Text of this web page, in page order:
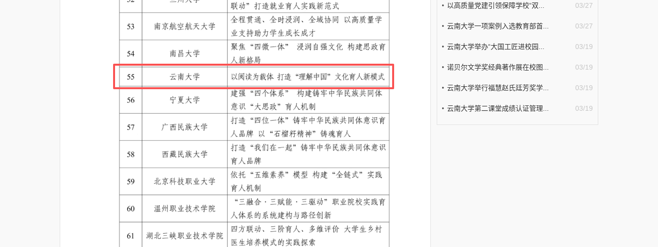
03/27
以高质量党建引领保障学校“双...
03/27
云南大学一项案例入选教育部首...
03/19
云南大学举办“大国工匠进校园...
03/19
诺贝尔文学奖经典著作展在校图...
03/19
云南大学举行福慧赵氏廷芳奖学...
03/19
云南大学第二课堂成绩认证管理...